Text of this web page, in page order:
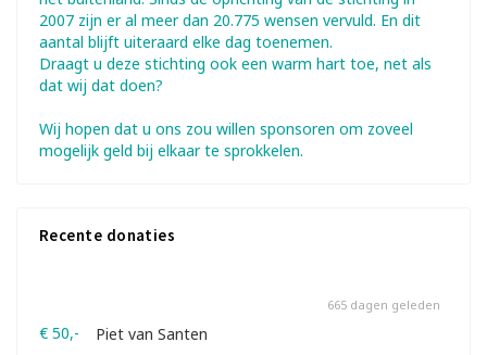
2007 zijn er al meer dan 20.775 wensen vervuld. En dit
aantal blijft uiteraard elke dag toenemen.
Draagt u deze stichting ook een warm hart toe, net als
dat wij dat doen?
Wij hopen dat u ons zou willen sponsoren om zoveel
mogelijk geld bij elkaar te sprokkelen.
Recente donaties
€ 50,- Piet van Santen
665 dagen geleden